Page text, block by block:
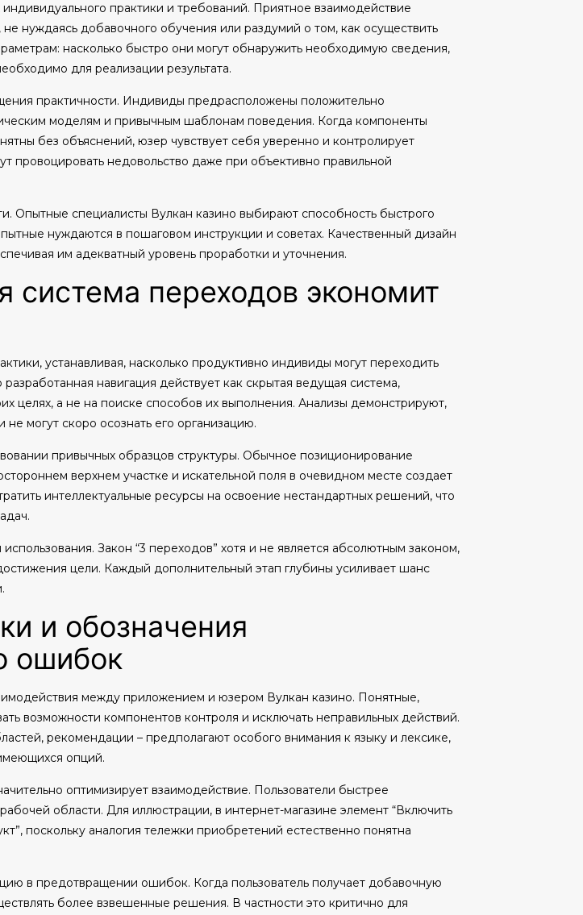
практики и требований. Приятное взаимодействие
нуждаясь добавочного обучения или раздумий о том, как осуществить
насколько быстро они могут обнаружить необходимую сведения,
для реализации результата.
практичности. Индивиды предрасположены положительно
моделям и привычным шаблонам поведения. Когда компоненты
без объяснений, юзер чувствует себя уверенно и контролирует
недовольство даже при объективно правильной
Опытные специалисты Вулкан казино выбирают способность быстрого
нуждаются в пошаговом инструкции и советах. Качественный дизайн
им адекватный уровень проработки и уточнения.
система переходов экономит
устанавливая, насколько продуктивно индивиды могут переходить
навигация действует как скрытая ведущая система,
целях, а не на поиске способов их выполнения. Анализы демонстрируют,
могут скоро осознать его организацию.
привычных образцов структуры. Обычное позиционирование
верхнем участке и искательной поля в очевидном месте создает
интеллектуальные ресурсы на освоение нестандартных решений, что
Закон “3 переходов” хотя и не является абсолютным законом,
цели. Каждый дополнительный этап глубины усиливает шанс
и обозначения
ошибок
между приложением и юзером Вулкан казино. Понятные,
возможности компонентов контроля и исключать неправильных действий.
рекомендации – предполагают особого внимания к языку и лексике,
опций.
оптимизирует взаимодействие. Пользователи быстрее
области. Для иллюстрации, в интернет-магазине элемент “Включить
поскольку аналогия тележки приобретений естественно понятна
в предотвращении ошибок. Когда пользователь получает добавочную
более взвешенные решения. В частности это критично для